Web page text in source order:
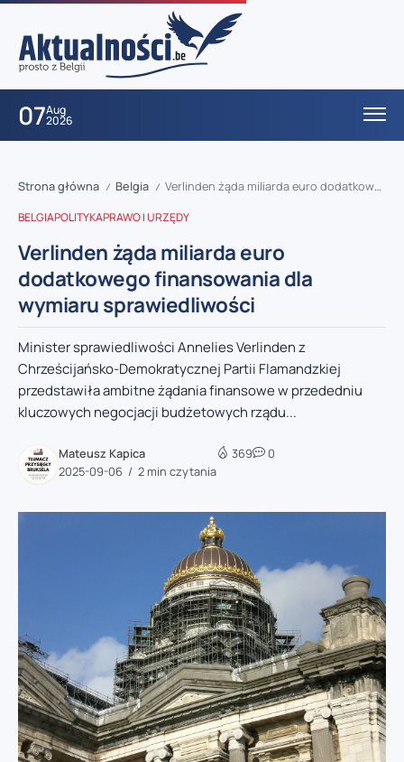
07Aug
2026
Strona główna / Belgia / Verlinden żąda miliarda euro dodatkowego finansowania dla wymiaru sprawiedliwości
BELGIAPOLITYKAPRAWO I URZĘDY
Verlinden żąda miliarda euro
dodatkowego finansowania dla
wymiaru sprawiedliwości
Minister sprawiedliwości Annelies Verlinden z
Chrześcijańsko-Demokratycznej Partii Flamandzkiej
przedstawiła ambitne żądania finansowe w przededniu
kluczowych negocjacji budżetowych rządu...
Mateusz Kapica
2025-09-06
2 min czytania
369 0